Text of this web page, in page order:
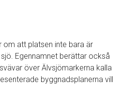
om att platsen inte bara är
Egennamnet berättar också
över Älvsjömarkerna kalla
byggnadsplanerna vill